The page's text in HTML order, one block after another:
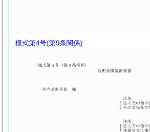
様式第4号(第9条関係)